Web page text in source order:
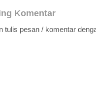
Komentar
tulis pesan / komentar